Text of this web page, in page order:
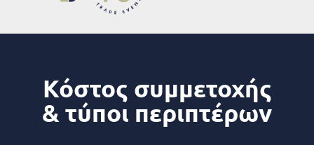
Κόστος συμμετοχής
& τύποι περιπτέρων